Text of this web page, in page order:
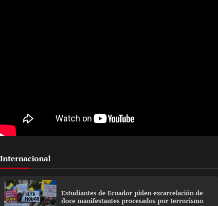
Internacional
Estudiantes de Ecuador piden excarcelación de
doce manifestantes procesados por terrorismo